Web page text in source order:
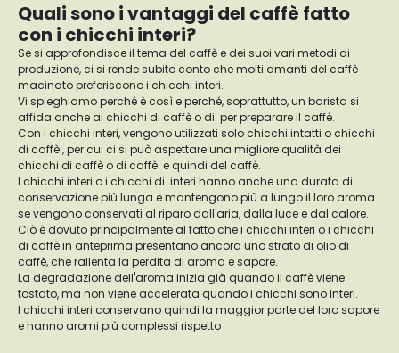
Quali sono i vantaggi del caffè fatto
con i chicchi interi?
Se si approfondisce il tema del caffè e dei suoi vari metodi di
produzione, ci si rende subito conto che molti amanti del caffè
macinato preferiscono i chicchi interi.
Vi spieghiamo perché è così e perché, soprattutto, un barista si
affida anche ai chicchi di caffè o di per preparare il caffè.
Con i chicchi interi, vengono utilizzati solo chicchi intatti o chicchi
di caffè , per cui ci si può aspettare una migliore qualità dei
chicchi di caffè o di caffè e quindi del caffè.
I chicchi interi o i chicchi di interi hanno anche una durata di
conservazione più lunga e mantengono più a lungo il loro aroma
se vengono conservati al riparo dall'aria, dalla luce e dal calore.
Ciò è dovuto principalmente al fatto che i chicchi interi o i chicchi
di caffè in anteprima presentano ancora uno strato di olio di
caffè, che rallenta la perdita di aroma e sapore.
La degradazione dell'aroma inizia già quando il caffè viene
tostato, ma non viene accelerata quando i chicchi sono interi.
I chicchi interi conservano quindi la maggior parte del loro sapore
e hanno aromi più complessi rispetto